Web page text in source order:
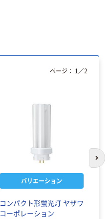
バリエーション
コンパクト形蛍光灯 ヤザワ
コーポレーション
ページ： 1 ／2
次